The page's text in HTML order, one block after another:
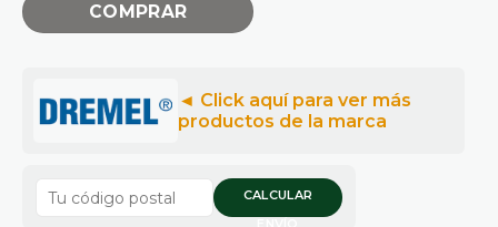
COMPRAR
CALCULAR